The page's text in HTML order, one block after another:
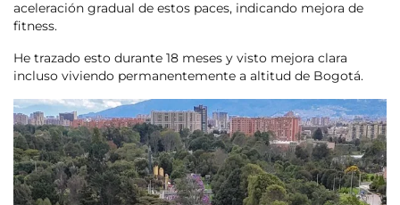
aceleración gradual de estos paces, indicando mejora de
fitness.
He trazado esto durante 18 meses y visto mejora clara
incluso viviendo permanentemente a altitud de Bogotá.